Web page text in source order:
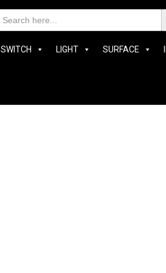
Search
SWITCH LIGHT SURFACE